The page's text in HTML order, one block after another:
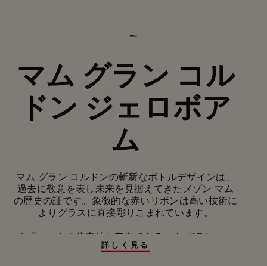
マム グラン コル
ドン ジェロボア
ム
マム グラン コルドンの斬新なボトルデザインは、
過去に敬意を表し未来を見据えてきたメゾン マム
の歴史の証です。象徴的な赤いリボンは高い技術に
よりグラスに直接彫りこまれています。
メゾン マムの代表的な存在であるマム グラン コル
ドンは、フランスのシャンパーニュが産地であるピ
詳しく見る